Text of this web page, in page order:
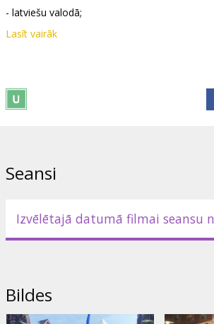
- latviešu valodā;
- krievu valodā, ar subtitriem latviešu valodā;
Izplatītājs:
Lasīt vairāk
Seansi
Izvēlētajā datumā filmai seansu
Bildes